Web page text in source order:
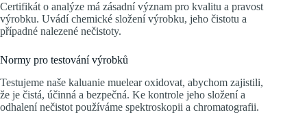
Certifikát o analýze má zásadní význam pro kvalitu a pravost
výrobku. Uvádí chemické složení výrobku, jeho čistotu a
případné nalezené nečistoty.
Normy pro testování výrobků
Testujeme naše kaluanie muelear oxidovat, abychom zajistili,
že je čistá, účinná a bezpečná. Ke kontrole jeho složení a
odhalení nečistot používáme spektroskopii a chromatografii.